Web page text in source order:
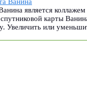
является
карты
Увеличить или